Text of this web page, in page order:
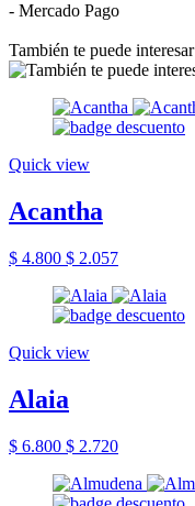
- Mercado Pago
También te puede interesar
Quick view
Acantha
$ 4.800 $ 2.057
Quick view
Alaia
$ 6.800 $ 2.720